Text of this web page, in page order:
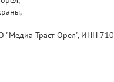
"Медиа Траст Орёл", ИНН